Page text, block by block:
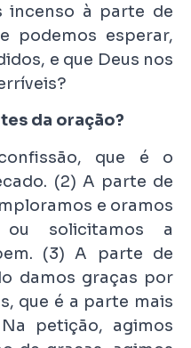
incenso à parte de
podemos esperar,
e que Deus nos
da oração?
que é o
(2) A parte de
e oramos
solicitamos a
(3) A parte de
damos graças por
que é a parte mais
petição, agimos